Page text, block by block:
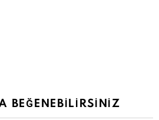
BEĞENEBILIRSINIZ